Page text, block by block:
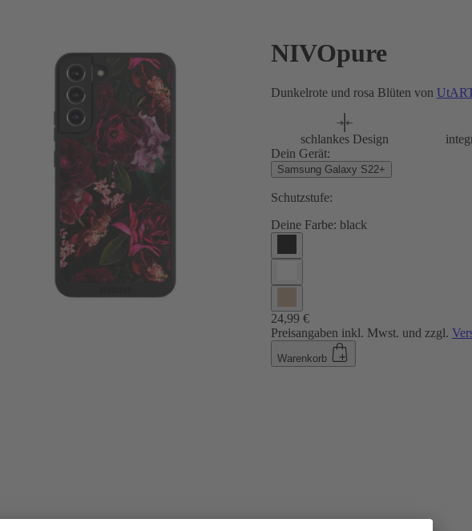
NIVOpure
Dunkelrote und rosa Blüten von
schlankes Design
Dein Gerät:
Samsung Galaxy S22+
Schutzstufe:
Deine Farbe: black
24,99 €
Preisangaben inkl. Mwst. und zzgl.
Warenkorb